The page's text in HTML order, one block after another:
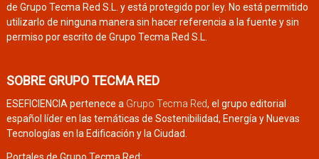
de Grupo Tecma Red S.L. y está protegido por ley. No está permitido
utilizarlo de ninguna manera sin hacer referencia a la fuente y sin
permiso por escrito de Grupo Tecma Red S.L.
SOBRE GRUPO TECMA RED
ESEFICIENCIA pertenece a Grupo Tecma Red, el grupo editorial
español líder en las temáticas de Sostenibilidad, Energía y Nuevas
Tecnologías en la Edificación y la Ciudad.